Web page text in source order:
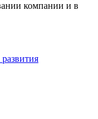
компании и в